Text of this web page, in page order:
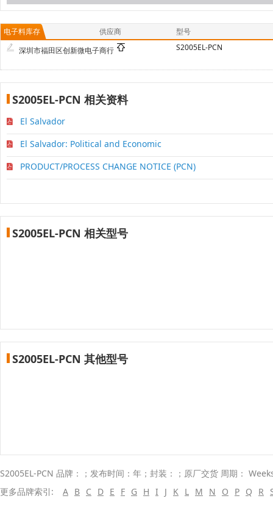
电子料库存 供应商
型号
深圳市福田区创新微电子商行
S2005EL-PCN
S2005EL-PCN 相关资料
El Salvador
El Salvador: Political and Economic
PRODUCT/PROCESS CHANGE NOTICE (PCN)
S2005EL-PCN 相关型号
S2005EL-PCN 其他型号
S2005EL-PCN 品牌：；发布时间：年；封装：；原厂交货 周期：
更多品牌索引:
A B C D E F G H I J K L M N O P Q R